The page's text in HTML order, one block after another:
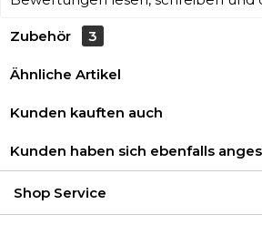
Zubehör 3
Ähnliche Artikel
Kunden kauften auch
Kunden haben sich ebenfalls
Shop Service